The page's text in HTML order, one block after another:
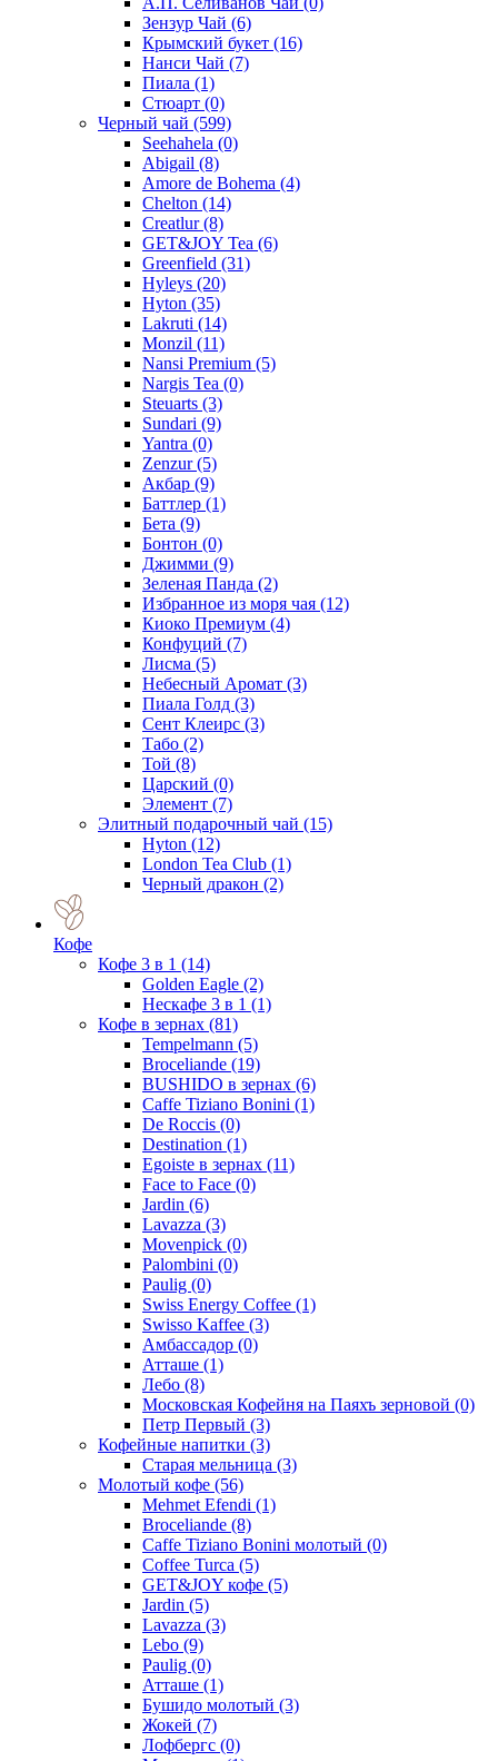
Зензур Чай (6)
Крымский букет (16)
Нанси Чай (7)
Пиала (1)
Стюарт (0)
Черный чай (599)
Seehahela (0)
Abigail (8)
Amore de Bohema (4)
Chelton (14)
Creatlur(8)
GET&JOY Tea (6)
Greenfield (31)
Hyleys (20)
Hyton (35)
Lakruti (14)
Monzil (11)
Nansi Premium (5)
Nargis Tea (0)
Steuarts (3)
Sundari (9)
Yantra (0)
Zenzur(5)
Акбар (9)
Баттлер (1)
Бета (9)
Бонтон (0)
Джимми (9)
Зеленая Панда (2)
Избранное из моря чая (12)
Киоко Премиум (4)
Конфуций (7)
Лисма (5)
Небесный Аромат (3)
Пиала Голд (3)
Сент Клеирс (3)
Табо (2)
Той (8)
Царский (0)
Элемент (7)
Элитный подарочный чай (15)
Hyton (12)
London Tea Club (1)
Черный дракон (2)
Кофе
Кофе 3 в 1 (14)
Golden Eagle (2)
Нескафе 3 в 1 (1)
Кофе в зернах (81)
Tempelmann (5)
Broceliande (19)
BUSHIDO в зернах (6)
Caffe Tiziano Bonini (1)
De Roccis (0)
Destination (1)
Egoiste в зернах (11)
Face to Face (0)
Jardin (6)
Lavazza (3)
Movenpick (0)
Palombini (0)
Paulig (0)
Swiss Energy Coffee (1)
Swisso Kaffee (3)
Амбассадор (0)
Атташе (1)
Лебо (8)
Московская Кофейня на Паяхъ зерновой (0)
Петр Первый (3)
Кофейные напитки (3)
Старая мельница (3)
Молотый кофе (56)
Mehmet Efendi (1)
Broceliande (8)
Caffe Tiziano Bonini молотый (0)
Coffee Turca (5)
GET&JOY кофе (5)
Jardin (5)
Lavazza (3)
Lebo (9)
Paulig (0)
Атташе (1)
Бушидо молотый (3)
Жокей (7)
Лофбергс (0)